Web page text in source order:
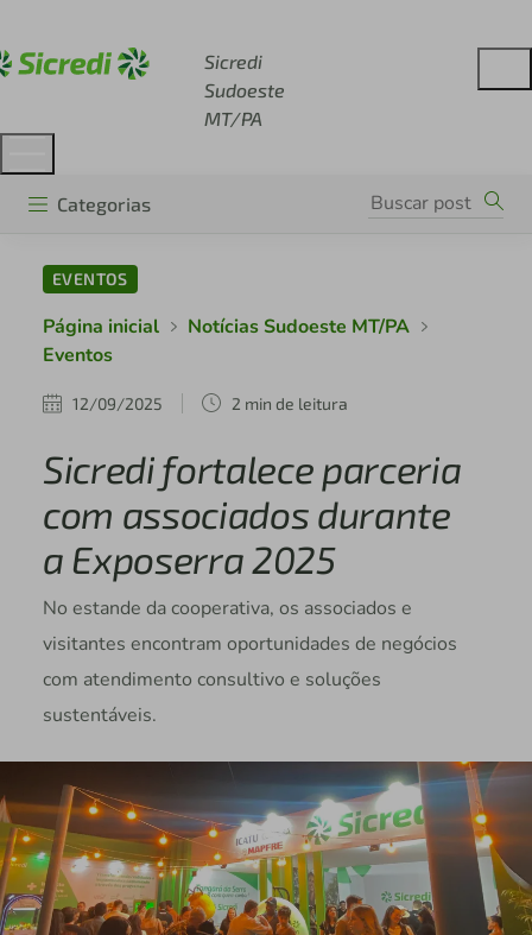
Sicredi
Sudoeste
MT/PA
Categorias
EVENTOS
Página inicial
Notícias Sudoeste MT/PA
Eventos
12/09/2025 2 min de leitura
Sicredi fortalece parceria
com associados durante
a Exposerra 2025
No estande da cooperativa, os associados e
visitantes encontram oportunidades de negócios
com atendimento consultivo e soluções
sustentáveis.